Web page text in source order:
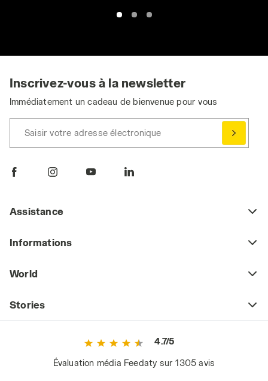
Inscrivez-vous à la newsletter
Immédiatement un cadeau de bienvenue pour vous
Saisir votre adresse électronique
Assistance
Informations
World
Stories
4.7/5
Évaluation média Feedaty sur 1305 avis